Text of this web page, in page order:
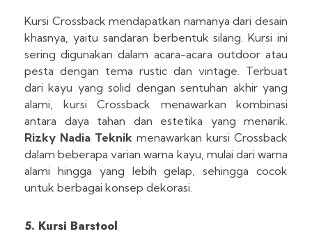
Kursi Crossback mendapatkan namanya dari desain
khasnya, yaitu sandaran berbentuk silang. Kursi ini
sering digunakan dalam acara-acara outdoor atau
pesta dengan tema rustic dan vintage. Terbuat
dari kayu yang solid dengan sentuhan akhir yang
alami, kursi Crossback menawarkan kombinasi
antara daya tahan dan estetika yang menarik.
Rizky Nadia Teknik menawarkan kursi Crossback
dalam beberapa varian warna kayu, mulai dari warna
alami hingga yang lebih gelap, sehingga cocok
untuk berbagai konsep dekorasi.
5. Kursi Barstool